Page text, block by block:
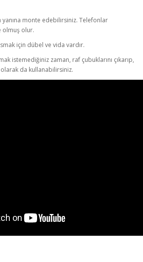
yanına monte edebilirsiniz. Telefonlar
olmuş olur.
için dübel ve vida vardır.
istemediğiniz zaman, raf çubuklarını çıkarıp,
da kullanabilirsiniz.